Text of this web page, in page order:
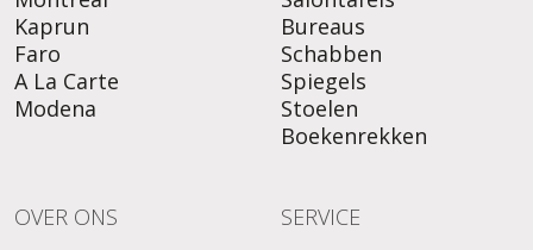
Kaprun
Faro
A La Carte
Modena
Bureaus
Schabben
Spiegels
Stoelen
Boekenrekken
OVER ONS
SERVICE